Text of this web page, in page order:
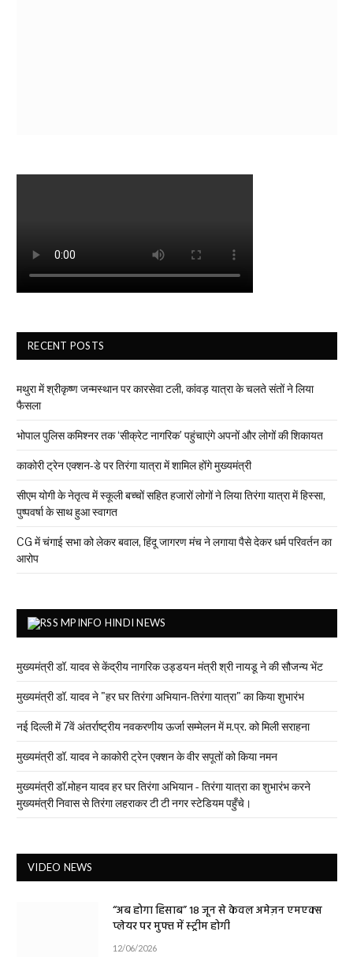
RECENT POSTS
मथुरा में श्रीकृष्ण जन्मस्थान पर कारसेवा टली, कांवड़ यात्रा के चलते संतों ने लिया
फैसला
भोपाल पुलिस कमिश्नर तक ‘सीक्रेट नागरिक’ पहुंचाएंगे अपनों और लोगों की शिकायत
काकोरी ट्रेन एक्शन-डे पर तिरंगा यात्रा में शामिल होंगे मुख्यमंत्री
सीएम योगी के नेतृत्व में स्कूली बच्चों सहित हजारों लोगों ने लिया तिरंगा यात्रा में हिस्सा,
पुष्पवर्षा के साथ हुआ स्वागत
CG में चंगाई सभा को लेकर बवाल, हिंदू जागरण मंच ने लगाया पैसे देकर धर्म परिवर्तन का
आरोप
MPINFO HINDI NEWS
मुख्यमंत्री डॉ. यादव से केंद्रीय नागरिक उड्डयन मंत्री श्री नायडू ने की सौजन्य भेंट
मुख्यमंत्री डॉ. यादव ने "हर घर तिरंगा अभियान-तिरंगा यात्रा" का किया शुभारंभ
नई दिल्ली में 7वें अंतर्राष्ट्रीय नवकरणीय ऊर्जा सम्मेलन में म.प्र. को मिली सराहना
मुख्यमंत्री डॉ. यादव ने काकोरी ट्रेन एक्शन के वीर सपूतों को किया नमन
मुख्यमंत्री डॉ.मोहन यादव हर घर तिरंगा अभियान - तिरंगा यात्रा का शुभारंभ करने
मुख्यमंत्री निवास से तिरंगा लहराकर टी टी नगर स्टेडियम पहुँचे।
VIDEO NEWS
“अब होगा हिसाब” 18 जून से केवल अमेज़न एमएक्स
प्लेयर पर मुफ्त में स्ट्रीम होगी
12/06/2026